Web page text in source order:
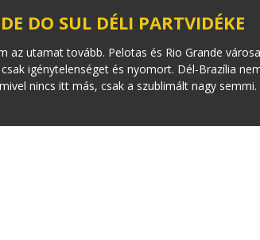
DO SUL DÉLI PARTVIDÉKE
az utamat tovább. Pelotas és Rio Grande
igénytelenséget és nyomort. Dél-Brazília
nincs itt más, csak a szublimált nagy semmi.